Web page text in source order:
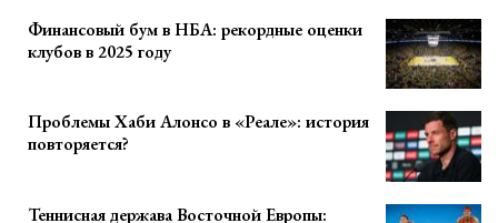
Финансовый бум в НБА: рекордные оценки
клубов в 2025 году
Проблемы Хаби Алонсо в «Реале»: история
повторяется?
Теннисная держава Восточной Европы: